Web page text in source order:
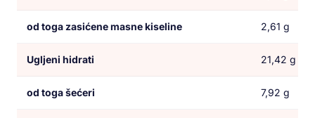
od toga zasićene masne kiseline 2,61 g
Ugljeni hidrati 21,42 g
od toga šećeri 7,92 g